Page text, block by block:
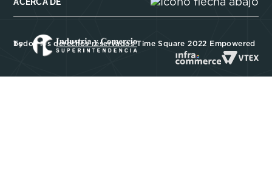
Todos los derechos reservados Time Square 2022 Empowered by